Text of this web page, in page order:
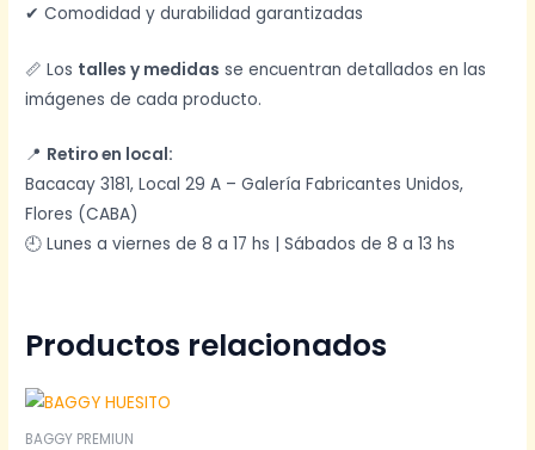
✔ Comodidad y durabilidad garantizadas
📏 Los talles y medidas se encuentran detallados en las
imágenes de cada producto.
📍 Retiro en local:
Bacacay 3181, Local 29 A – Galería Fabricantes Unidos,
Flores (CABA)
🕘 Lunes a viernes de 8 a 17 hs | Sábados de 8 a 13 hs
Productos relacionados
BAGGY PREMIUN